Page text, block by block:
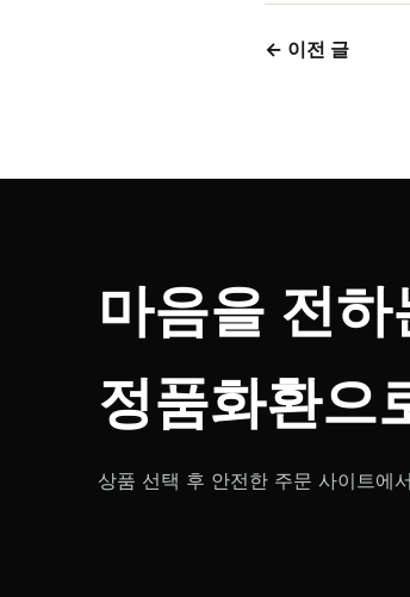
← 이전 글
마음을 전
정품화환으
상품 선택 후 안전한 주문 사이트에